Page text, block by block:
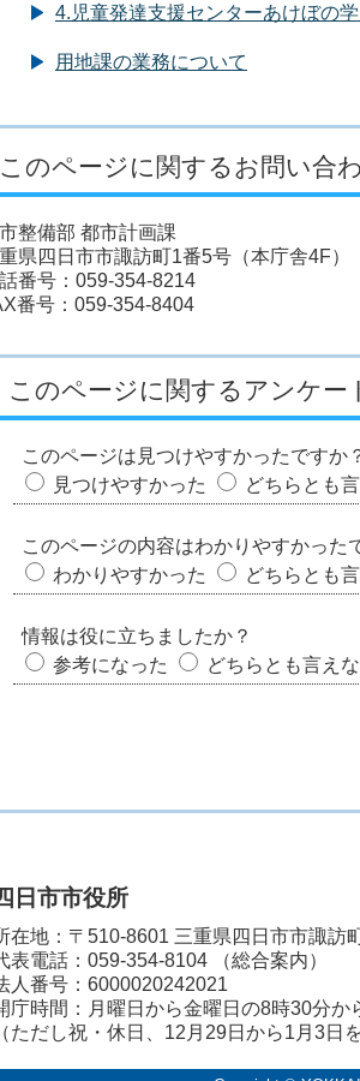
4.児童発達支援センターあけぼの学
用地課の業務について
このページに関するお問い合
整備部 都市計画課
県四日市市諏訪町1番5号（本庁舎4F）
番号：059-354-8214
番号：059-354-8404
このページに関するアンケー
このページは見つけやすかったですか
見つけやすかった
どちらとも
このページの内容はわかりやすかった
わかりやすかった
どちらとも
情報は役に立ちましたか？
参考になった
どちらとも言え
日市市役所
在地：〒510-8601 三重県四日市市諏訪
表電話： 059-354-8104
（総合案内）
人番号：6000020242021
庁時間：月曜日から金曜日の8時30分か
（ただし祝・休日、12月29日から1月3日